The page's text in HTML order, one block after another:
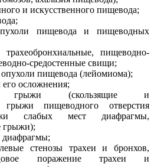
и искусственного пищевода;
пищевода и пищеводных
трахеобронхиальные, пищеводно-
средостенные свищи;
пищевода (лейомиома);
осложнения;
грыжи (скользящие и
грыжи пищеводного отверстия
слабых мест диафрагмы,
грыжи);
диафрагмы;
стенозы трахеи и бронхов,
поражение трахеи и